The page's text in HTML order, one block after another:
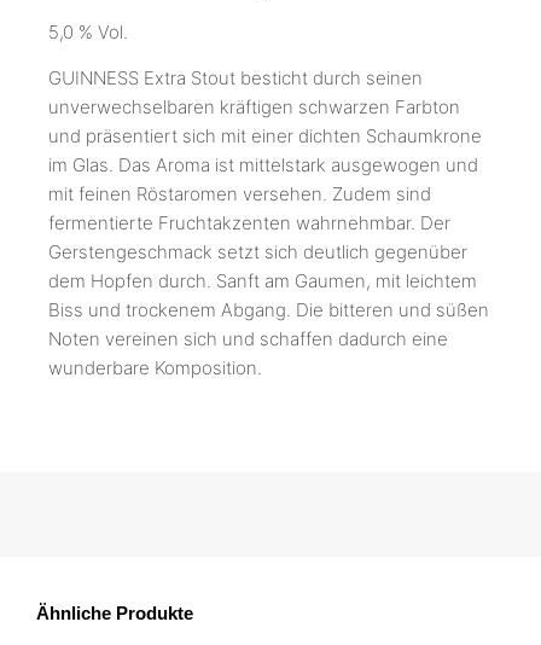
5,0 % Vol.
GUINNESS Extra Stout besticht durch seinen
unverwechselbaren kräftigen schwarzen Farbton
und präsentiert sich mit einer dichten Schaumkrone
im Glas. Das Aroma ist mittelstark ausgewogen und
mit feinen Röstaromen versehen. Zudem sind
fermentierte Fruchtakzenten wahrnehmbar. Der
Gerstengeschmack setzt sich deutlich gegenüber
dem Hopfen durch. Sanft am Gaumen, mit leichtem
Biss und trockenem Abgang. Die bitteren und süßen
Noten vereinen sich und schaffen dadurch eine
wunderbare Komposition.
Ähnliche Produkte